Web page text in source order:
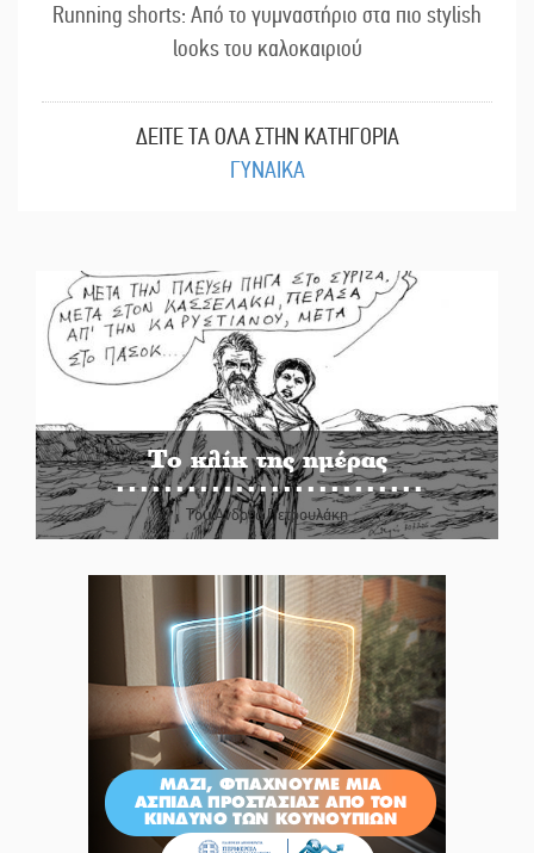
Running shorts: Από το γυμναστήριο στα πιο stylish
looks του καλοκαιριού
ΔΕΙΤΕ ΤΑ ΟΛΑ ΣΤΗΝ ΚΑΤΗΓΟΡΙΑ
ΓΥΝΑΙΚΑ
Το κλίκ της ημέρας
Του Ανδρέα Πετρουλάκη